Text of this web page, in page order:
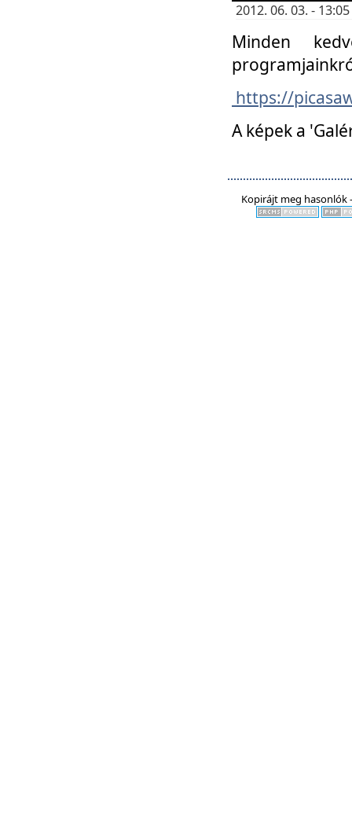
2012. 06. 03. -
Minden
https://
A képek a
Kopirájt meg hasonlók